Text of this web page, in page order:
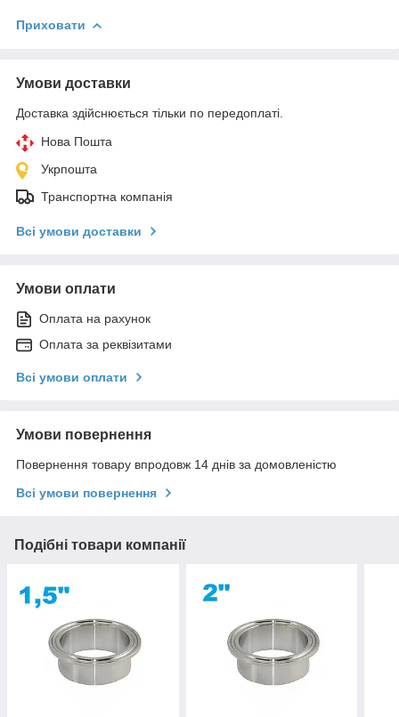
Приховати
Умови доставки
Доставка здійснюється тільки по передоплаті.
Нова Пошта
Укрпошта
Транспортна компанія
Всі умови доставки
Умови оплати
Оплата на рахунок
Оплата за реквізитами
Всі умови оплати
Умови повернення
Повернення товару впродовж 14 днів за домовленістю
Всі умови повернення
Подібні товари компанії